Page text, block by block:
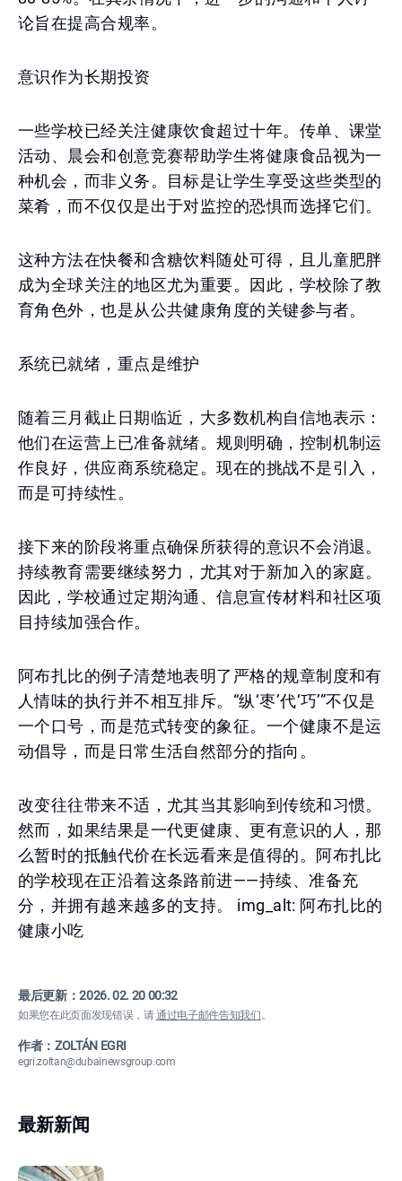
论旨在提高合规率。
意识作为长期投资
一些学校已经关注健康饮食超过十年。传单、课堂
活动、晨会和创意竞赛帮助学生将健康食品视为一
种机会，而非义务。目标是让学生享受这些类型的
菜肴，而不仅仅是出于对监控的恐惧而选择它们。
这种方法在快餐和含糖饮料随处可得，且儿童肥胖
成为全球关注的地区尤为重要。因此，学校除了教
育角色外，也是从公共健康角度的关键参与者。
系统已就绪，重点是维护
随着三月截止日期临近，大多数机构自信地表示：
他们在运营上已准备就绪。规则明确，控制机制运
作良好，供应商系统稳定。现在的挑战不是引入，
而是可持续性。
接下来的阶段将重点确保所获得的意识不会消退。
持续教育需要继续努力，尤其对于新加入的家庭。
因此，学校通过定期沟通、信息宣传材料和社区项
目持续加强合作。
阿布扎比的例子清楚地表明了严格的规章制度和有
人情味的执行并不相互排斥。“纵‘枣’代‘巧’”不仅是
一个口号，而是范式转变的象征。一个健康不是运
动倡导，而是日常生活自然部分的指向。
改变往往带来不适，尤其当其影响到传统和习惯。
然而，如果结果是一代更健康、更有意识的人，那
么暂时的抵触代价在长远看来是值得的。阿布扎比
的学校现在正沿着这条路前进——持续、准备充
分，并拥有越来越多的支持。 img_alt: 阿布扎比的
健康小吃
最后更新：2026. 02. 20 00:32
如果您在此页面发现错误，请通过电子邮件告知我们。
作者：ZOLTÁN EGRI
egri.zoltan@dubainewsgroup.com
最新新闻